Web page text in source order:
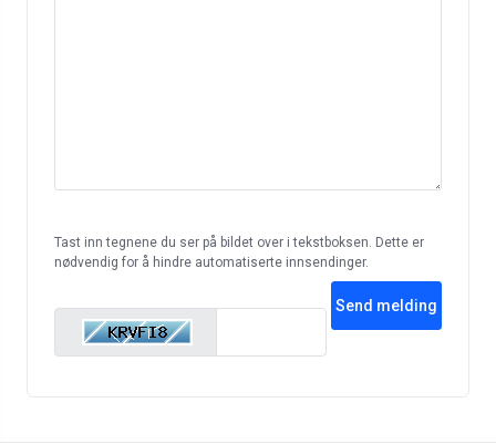
Tast inn tegnene du ser på bildet over i tekstboksen. Dette er
nødvendig for å hindre automatiserte innsendinger.
Send melding